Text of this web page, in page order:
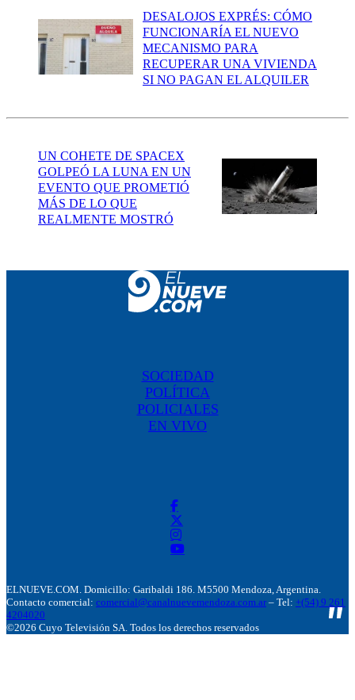
DESALOJOS EXPRÉS: CÓMO
FUNCIONARÍA EL NUEVO
MECANISMO PARA
RECUPERAR UNA VIVIENDA
SI NO PAGAN EL ALQUILER
UN COHETE DE SPACEX
GOLPEÓ LA LUNA EN UN
EVENTO QUE PROMETIÓ
MÁS DE LO QUE
REALMENTE MOSTRÓ
SOCIEDAD
POLÍTICA
POLICIALES
EN VIVO
ELNUEVE.COM. Domicillo: Garibaldi 186. M5500 Mendoza, Argentina.
Contacto comercial: comercial@canalnuevemendoza.com.ar – Tel: +(54) 9 261
4204020
©2026 Cuyo Televisión SA. Todos los derechos reservados